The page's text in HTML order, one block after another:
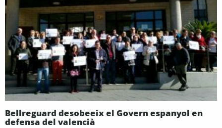
Bellreguard desobeeix el Govern espanyol en
defensa del valencià